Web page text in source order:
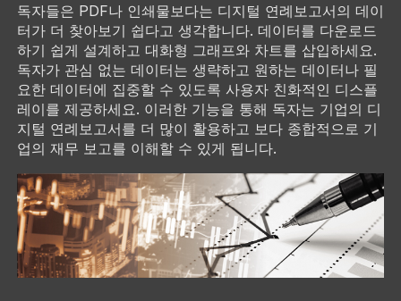
독자들은 PDF나 인쇄물보다는 디지털 연례보고서의 데이
터가 더 찾아보기 쉽다고 생각합니다. 데이터를 다운로드
하기 쉽게 설계하고 대화형 그래프와 차트를 삽입하세요.
독자가 관심 없는 데이터는 생략하고 원하는 데이터나 필
요한 데이터에 집중할 수 있도록 사용자 친화적인 디스플
레이를 제공하세요. 이러한 기능을 통해 독자는 기업의 디
지털 연례보고서를 더 많이 활용하고 보다 종합적으로 기
업의 재무 보고를 이해할 수 있게 됩니다.